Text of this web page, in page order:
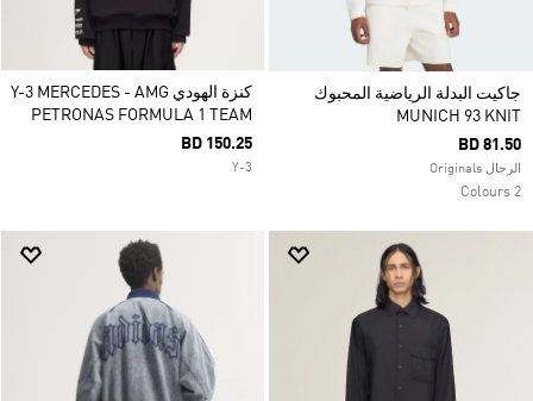
جاكيت البدلة الرياضية المحبوك
MUNICH 93 KNIT
BD 81.50
الرجال Originals
2 Colours
كنزة الهودي Y-3 MERCEDES - AMG
PETRONAS FORMULA 1 TEAM
BD 150.25
Y-3